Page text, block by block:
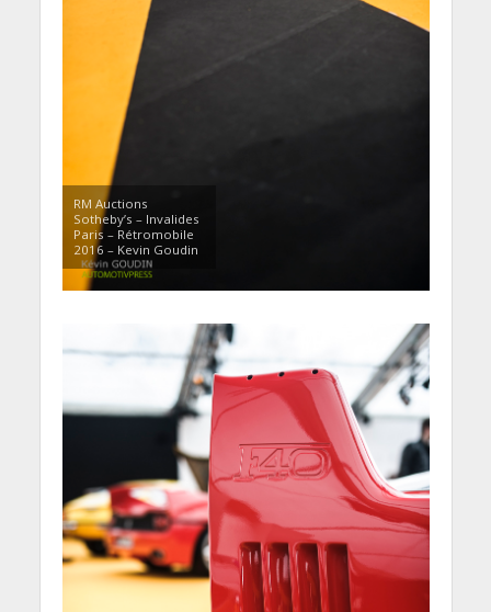
RM Auctions
Sotheby’s – Invalides
Paris – Rétromobile
2016 – Kevin Goudin